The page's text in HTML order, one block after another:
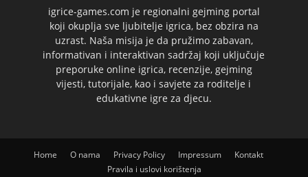
igrice-games.com je regionalni gejming portal
koji okuplja sve ljubitelje igrica, bez obzira na
uzrast. Naša misija je da pružimo zabavan,
informativan i interaktivan sadržaj koji uključuje
preporuke online igrica, recenzije, gejming
vijesti, tutorijale, kao i savjete za roditelje i
edukativne igre za djecu.
Home O nama Privacy Policy Impressum
Kontakt
Pravila i uslovi korištenja